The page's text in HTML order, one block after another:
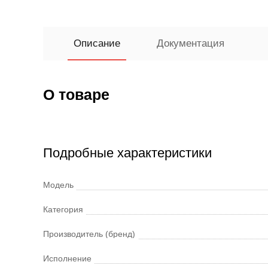
Описание Документация
О товаре
Подробные характеристики
Модель
Категория
Производитель (бренд)
Исполнение